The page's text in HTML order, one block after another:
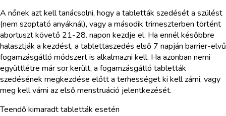
A nőnek azt kell tanácsolni, hogy a tabletták szedését a szülést
(nem szoptató anyáknál), vagy a második trimeszterben történt
abortuszt követő 21-28. napon kezdje el. Ha ennél későbbre
halasztják a kezdést, a tablettaszedés első 7 napján barrier-elvű
fogamzásgátló módszert is alkalmazni kell. Ha azonban nemi
együttlétre már sor került, a fogamzásgátló tabletták
szedésének megkezdése előtt a terhességet ki kell zárni, vagy
meg kell várni az első menstruáció jelentkezését.
Teendő kimaradt tabletták esetén